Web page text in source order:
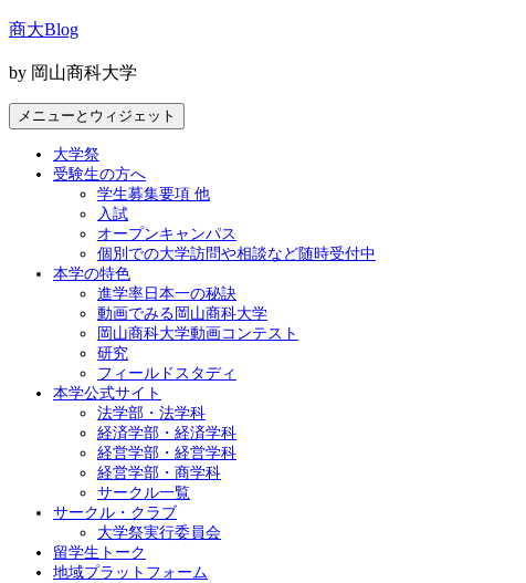
コ
テ
ン
ツ
へ
商大Blog
by 岡山商科大学
メニューとウィジェット
大学祭
受験生の方へ
学生募集要項 他
入試
オープンキャンパス
個別での大学訪問や相談など随時受付中
本学の特色
進学率日本一の秘訣
動画でみる岡山商科大学
岡山商科大学動画コンテスト
研究
フィールドスタディ
本学公式サイト
法学部・法学科
経済学部・経済学科
経営学部・経営学科
経営学部・商学科
サークル一覧
サークル・クラブ
大学祭実行委員会
留学生トーク
地域プラットフォーム